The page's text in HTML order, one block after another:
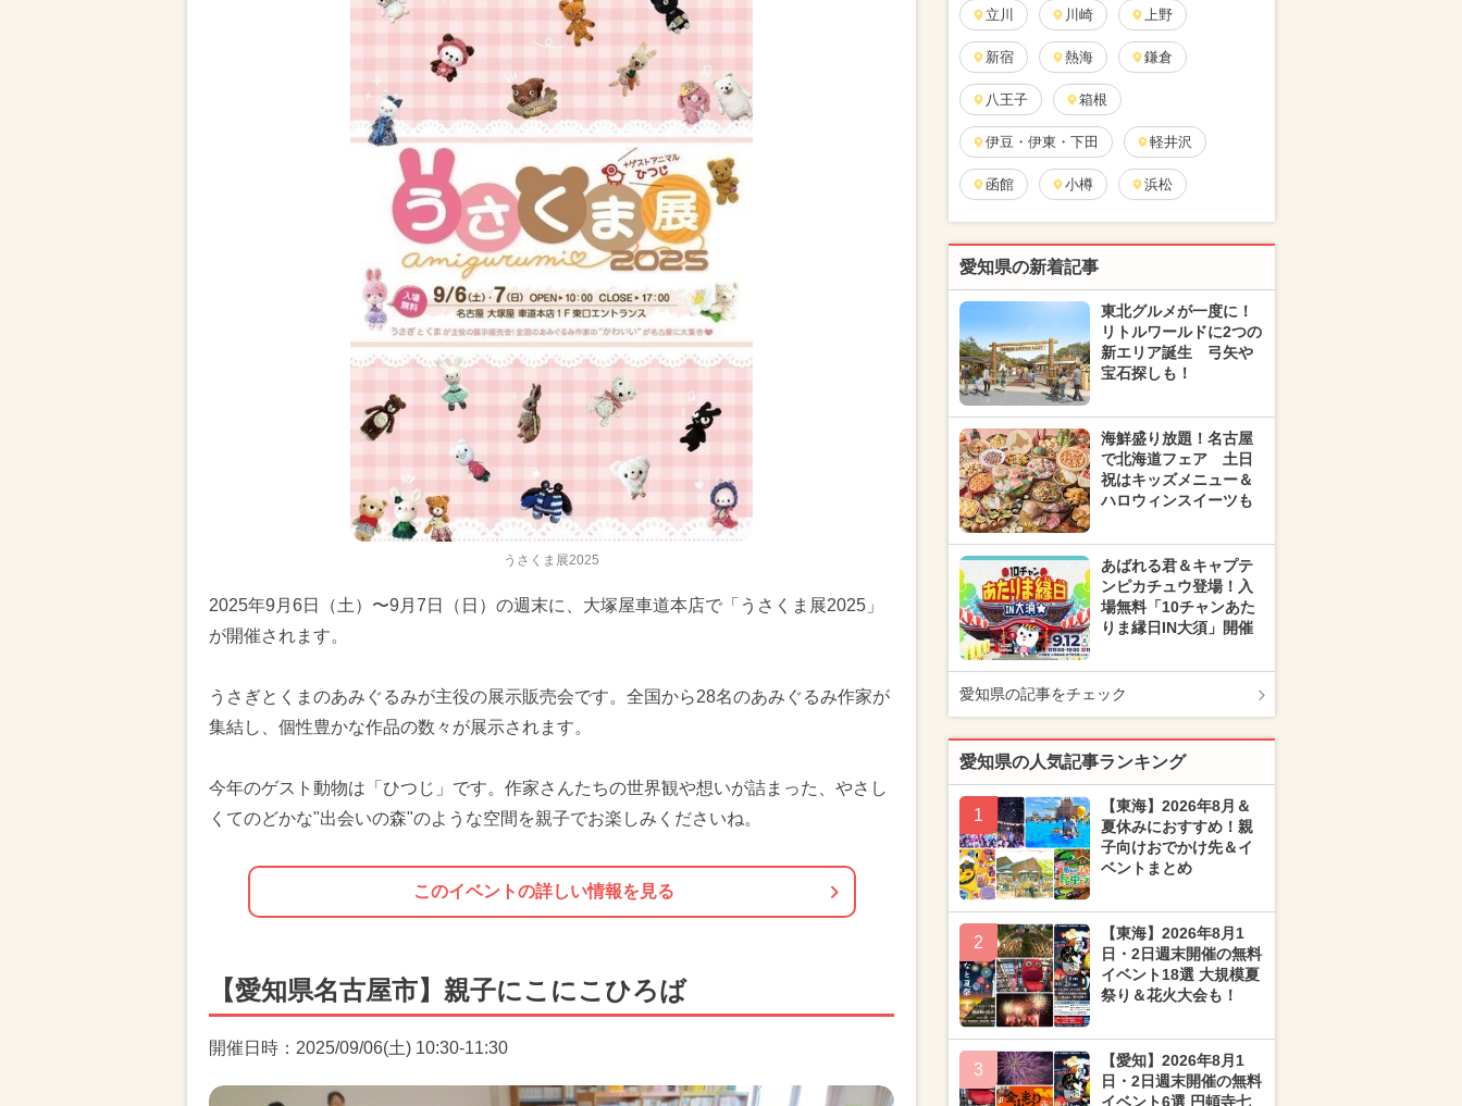
うさくま展2025
2025年9月6日（土）〜9月7日（日）の週末に、大塚屋車道本店で「うさくま展2025」
が開催されます。
うさぎとくまのあみぐるみが主役の展示販売会です。全国から28名のあみぐるみ作家が
集結し、個性豊かな作品の数々が展示されます。
今年のゲスト動物は「ひつじ」です。作家さんたちの世界観や想いが詰まった、やさし
くてのどかな"出会いの森"のような空間を親子でお楽しみくださいね。
このイベントの詳しい情報を見る
【愛知県名古屋市】親子にこにこひろば
開催日時：2025/09/06(土) 10:30-11:30
立川 川崎 上野
新宿 熱海 鎌倉
八王子 箱根
伊豆・伊東・下田 軽井沢
函館 小樽 浜松
愛知県の新着記事
東北グルメが一度に！
リトルワールドに2つの
新エリア誕生 弓矢や
宝石探しも！
海鮮盛り放題！名古屋
で北海道フェア 土日
祝はキッズメニュー＆
ハロウィンスイーツも
あばれる君＆キャプテ
ンピカチュウ登場！入
場無料「10チャンあた
りま縁日IN大須」開催
愛知県の記事をチェック
愛知県の人気記事ランキング
1
【東海】2026年8月＆
夏休みにおすすめ！親
子向けおでかけ先＆イ
ベントまとめ
2
【東海】2026年8月1
日・2日週末開催の無料
イベント18選 大規模夏
祭り＆花火大会も！
3
【愛知】2026年8月1
日・2日週末開催の無料
イベント6選 円頓寺七